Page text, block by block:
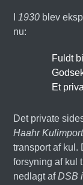
1930 blev
nu:
Fuldt
Et
Det private
Haahr Kulimport
transport af kul.
forsyning af kul
nedlagt afDSB